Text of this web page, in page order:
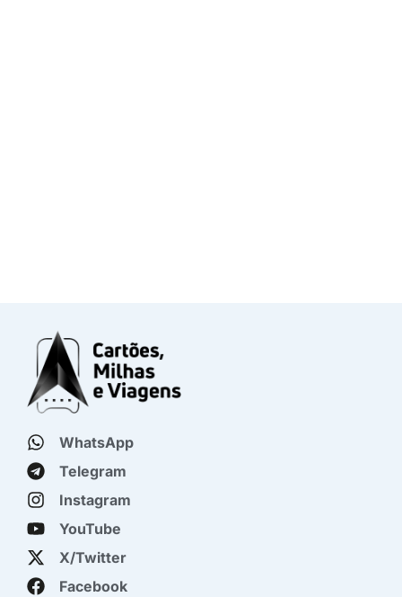
WhatsApp
Telegram
Instagram
YouTube
X/Twitter
Facebook